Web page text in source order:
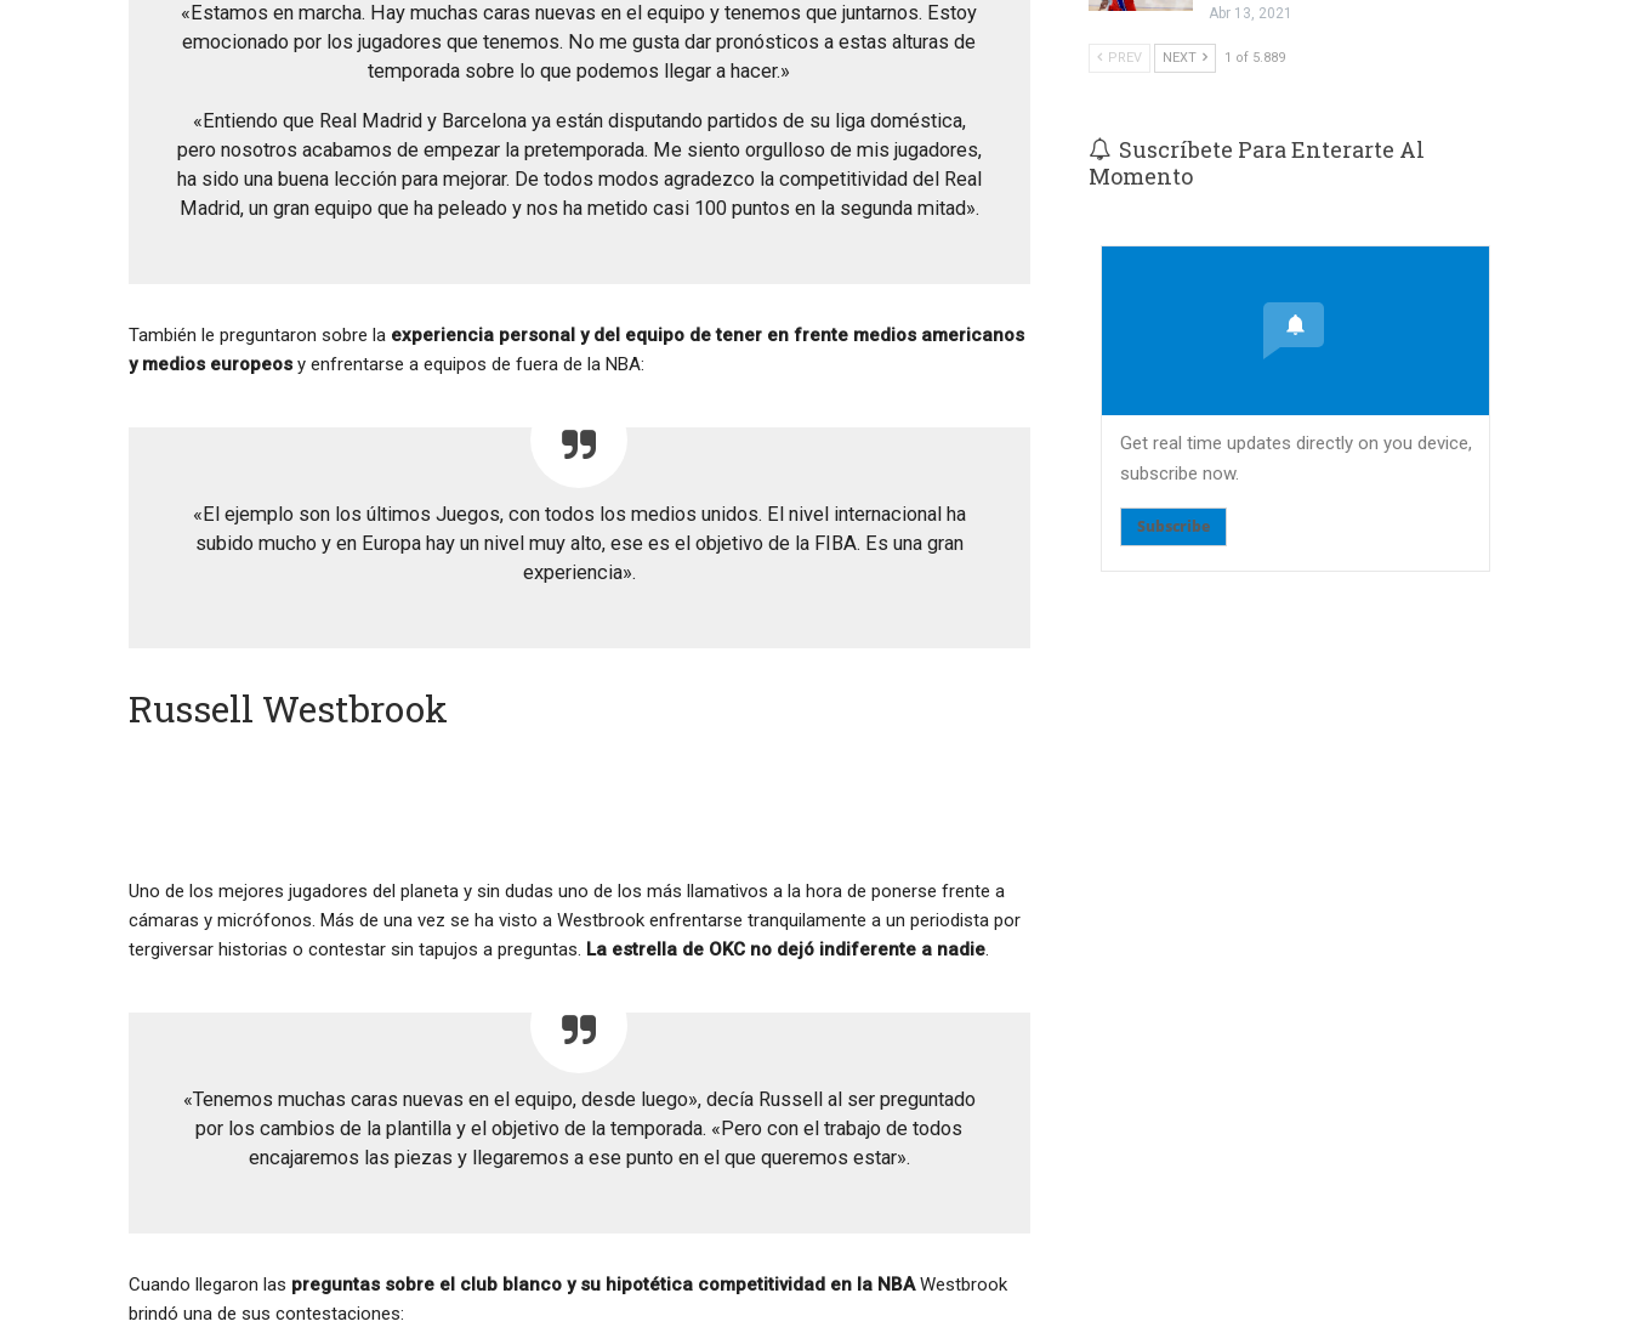
«Estamos en marcha. Hay muchas caras nuevas en el equipo y tenemos que juntarnos. Estoy
emocionado por los jugadores que tenemos. No me gusta dar pronósticos a estas alturas de
temporada sobre lo que podemos llegar a hacer.»
«Entiendo que Real Madrid y Barcelona ya están disputando partidos de su liga doméstica,
pero nosotros acabamos de empezar la pretemporada. Me siento orgulloso de mis jugadores,
ha sido una buena lección para mejorar. De todos modos agradezco la competitividad del Real
Madrid, un gran equipo que ha peleado y nos ha metido casi 100 puntos en la segunda mitad».
También le preguntaron sobre la experiencia personal y del equipo de tener en frente medios americanos
y medios europeos y enfrentarse a equipos de fuera de la NBA:
«El ejemplo son los últimos Juegos, con todos los medios unidos. El nivel internacional ha
subido mucho y en Europa hay un nivel muy alto, ese es el objetivo de la FIBA. Es una gran
experiencia».
Russell Westbrook
Uno de los mejores jugadores del planeta y sin dudas uno de los más llamativos a la hora de ponerse frente a
cámaras y micrófonos. Más de una vez se ha visto a Westbrook enfrentarse tranquilamente a un periodista por
tergiversar historias o contestar sin tapujos a preguntas. La estrella de OKC no dejó indiferente a nadie.
«Tenemos muchas caras nuevas en el equipo, desde luego», decía Russell al ser preguntado
por los cambios de la plantilla y el objetivo de la temporada. «Pero con el trabajo de todos
encajaremos las piezas y llegaremos a ese punto en el que queremos estar».
Cuando llegaron las preguntas sobre el club blanco y su hipotética competitividad en la NBAWestbrook
brindó una de sus contestaciones:
Abr 13, 2021
PREV NEXT 1 of 5.889
Suscríbete Para Enterarte Al
Momento
Get real time updates directly on you device,
subscribe now.
Subscribe